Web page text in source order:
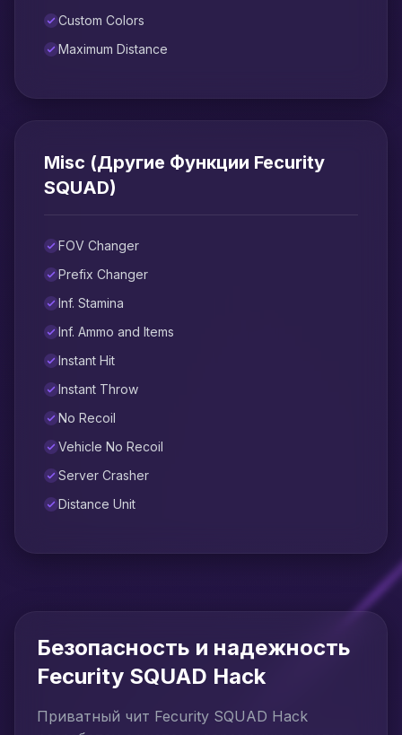
Custom Colors
Maximum Distance
Misc (Другие Функции Fecurity
SQUAD)
FOV Changer
Prefix Changer
Inf. Stamina
Inf. Ammo and Items
Instant Hit
Instant Throw
No Recoil
Vehicle No Recoil
Server Crasher
Distance Unit
Безопасность и надежность
Fecurity SQUAD Hack
Приватный чит Fecurity SQUAD Hack